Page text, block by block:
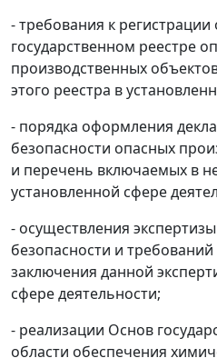
- требования к регистрации
государственном реестре
производственных
этого реестра в
- порядка оформления
безопасности опасных
и перечень включаемых в
установленной сфере
- осуществления
безопасности и
заключения данной
сфере деятельности;
- реализации Основ
области обеспечения